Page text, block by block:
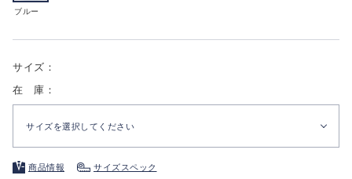
ブルー
サイズ：
在 庫：
サイズを選択してください
商品情報 サイズスペック